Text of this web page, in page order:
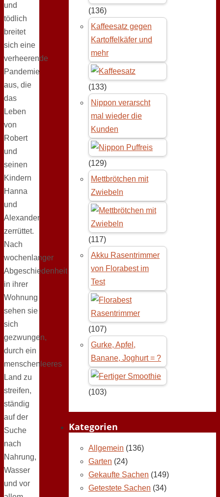
und
tödlich
breitet
sich eine
verheerende
Pandemie
aus, die
das
Leben
von
Robert
und
seinen
Kindern
Hanna
und
Alexander
zerrüttet.
Nach
wochenlanger
Abgeschiedenheit
in ihrer
Wohnung
sehen sie
sich
gezwungen,
durch ein
menschenleeres
Land zu
streifen,
ständig
auf der
Suche
nach
Nahrung,
Wasser
und vor
(136)
Kaffeesatz gegen
Kartoffelkäfer und
mehr
(133)
Nippon verarscht
mal wieder die
Kunden
(129)
Mettbrötchen mit
Zwiebeln
(117)
Akku Rasentrimmer
von Florabest im
Test
(107)
Gurke, Apfel,
Banane, Joghurt = ?
(103)
Kategorien
Allgemein (136)
Garten (24)
Gekaufte Sachen (149)
Getestete Sachen (34)